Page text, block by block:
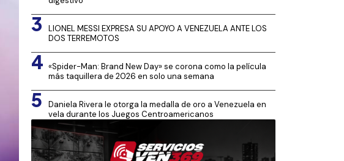
3
LIONEL MESSI EXPRESA SU APOYO A VENEZUELA ANTE LOS
DOS TERREMOTOS
4 «Spider-Man: Brand New Day» se corona como la película
más taquillera de 2026 en solo una semana
5
Daniela Rivera le otorga la medalla de oro a Venezuela en
vela durante los Juegos Centroamericanos